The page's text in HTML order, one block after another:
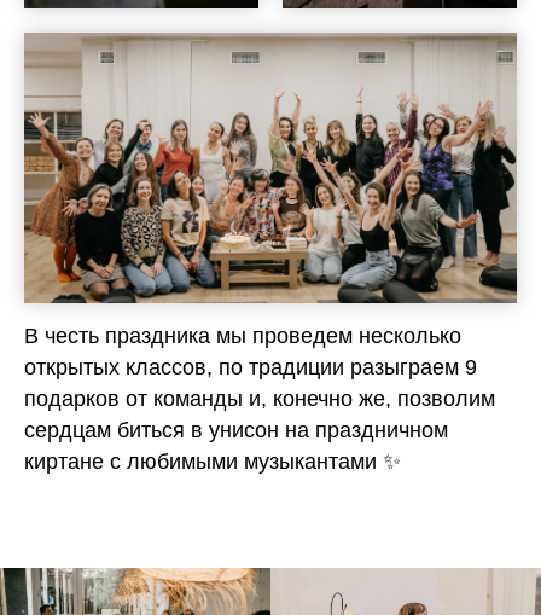
В честь праздника мы проведем несколько
открытых классов, по традиции разыграем 9
подарков от команды и, конечно же, позволим
сердцам биться в унисон на праздничном
киртане с любимыми музыкантами ✨